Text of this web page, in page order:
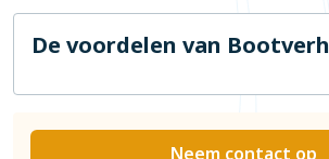
De voordelen van
Neem contact op